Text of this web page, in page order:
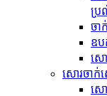
ប្
ចា
ឧប
សោ
សោរចាក់
ស